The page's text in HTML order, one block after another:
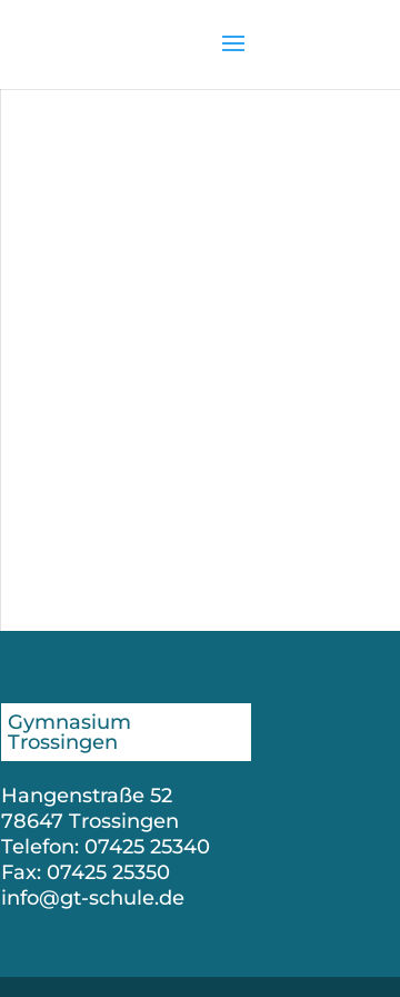
Gymnasium
Trossingen
Hangenstraße 52
78647 Trossingen
Telefon: 07425 25340
Fax: 07425 25350
info@gt-schule.de